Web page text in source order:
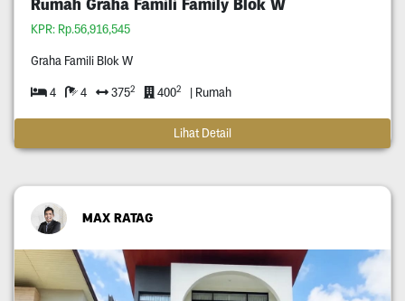
Rumah Graha Famili Family Blok W
KPR: Rp.56,916,545
Graha Famili Blok W
4 4 3752 4002 | Rumah
Lihat Detail
MAX RATAG